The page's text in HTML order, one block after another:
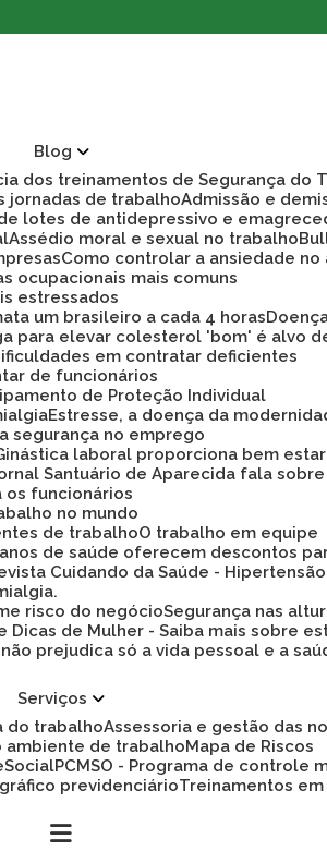
Blog
dos treinamentos de Segurança do
jornadas de trabalho Admissão e
lotes de antidepressivo e
Assédio moral e sexual no trabalho
Como controlar a ansiedade
ocupacionais mais comuns
estressados
um brasileiro a cada 4 horas
para elevar colesterol 'bom' é alvo
em contratar deficientes
de funcionários
de Proteção Individual
Estresse, a doença da
segurança no emprego
Ginástica laboral proporciona bem
Santuário de Aparecida fala
os funcionários
no mundo
de trabalho
O trabalho em equipe
de saúde oferecem descontos
Cuidando da Saúde -
risco do negócio Segurança nas
Dicas de Mulher - Saiba mais sobre
não prejudica só a vida pessoal e a
Serviços
do trabalho Assessoria e gestão das
ambiente de trabalho
Mapa de Riscos
PCMSO - Programa de controle
previdenciário
Treinamentos